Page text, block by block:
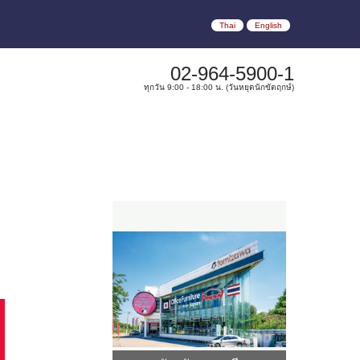
Thai English
02-964-5900-1
ทุกวัน 9:00 - 18:00 น. (วันหยุดนักขัตฤกษ์)